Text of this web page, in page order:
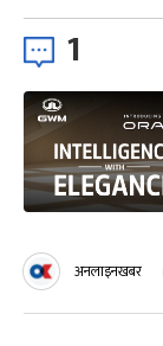
1
अनलाइनखबर